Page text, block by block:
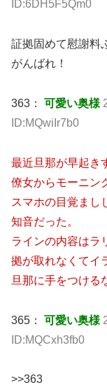
ID:6DH5F5Qm0
証拠固めて慰謝料
がんばれ！
363： 可愛い奥様
ID:MQwiIr7b0
最近旦那が早起き
僚女からモーニン
スマホの目覚まし
知音だった。
ラインの内容はラ
拠が取れなくてイ
旦那に手をつける
365： 可愛い奥様
ID:MQCxh3fb0
>>363